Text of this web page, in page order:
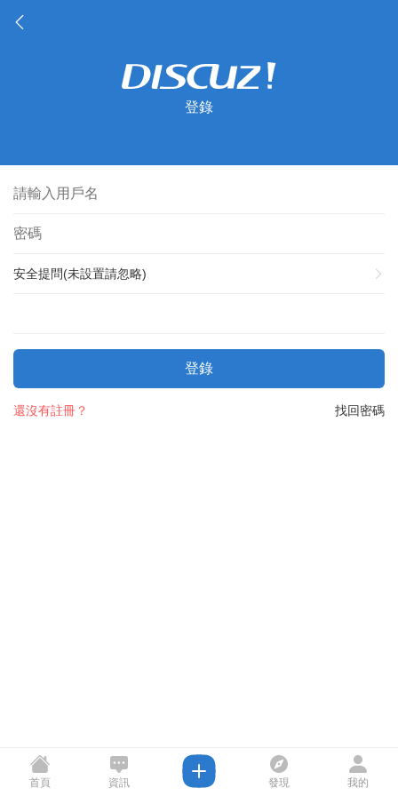
登錄
安全提問(未設置請忽略)
登錄
找回密碼
還沒有註冊？
首頁 資訊 發現 我的